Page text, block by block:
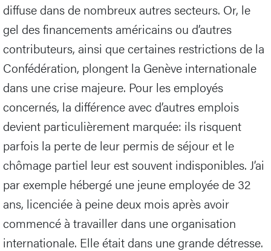
diffuse dans de nombreux autres secteurs. Or, le
gel des financements américains ou d’autres
contributeurs, ainsi que certaines restrictions de la
Confédération, plongent la Genève internationale
dans une crise majeure. Pour les employés
concernés, la différence avec d’autres emplois
devient particulièrement marquée: ils risquent
parfois la perte de leur permis de séjour et le
chômage partiel leur est souvent indisponibles. J’ai
par exemple hébergé une jeune employée de 32
ans, licenciée à peine deux mois après avoir
commencé à travailler dans une organisation
internationale. Elle était dans une grande détresse.